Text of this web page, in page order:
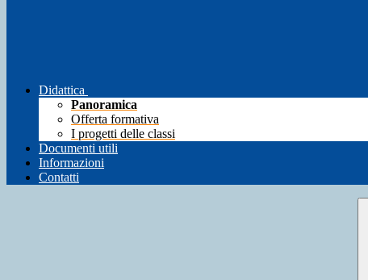
Didattica
Panoramica
Offerta formativa
I progetti delle classi
Documenti utili
Informazioni
Contatti